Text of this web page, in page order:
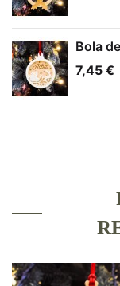
Bola
7,45 €